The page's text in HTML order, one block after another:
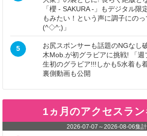
「櫻 - SAKURA -」もデジタル限
もみたい！という声に調子にの
(^◇^;)」
5
お尻スポンサーも話題のNGなし
木Mob.が初グラビアに挑戦! 「週
生初のグラビア!!!しかも5水着も
裏側動画も公開
1ヵ月のアクセスラ
2026-07-07 ～2026-08-06集